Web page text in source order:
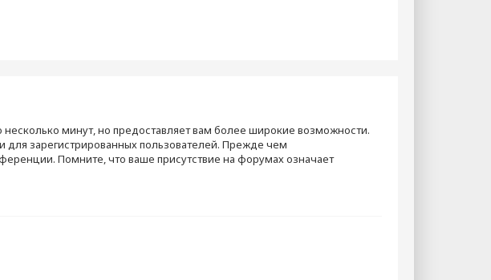
минут, но предоставляет вам более широкие возможности.
зарегистрированных пользователей. Прежде чем
Помните, что ваше присутствие на форумах означает